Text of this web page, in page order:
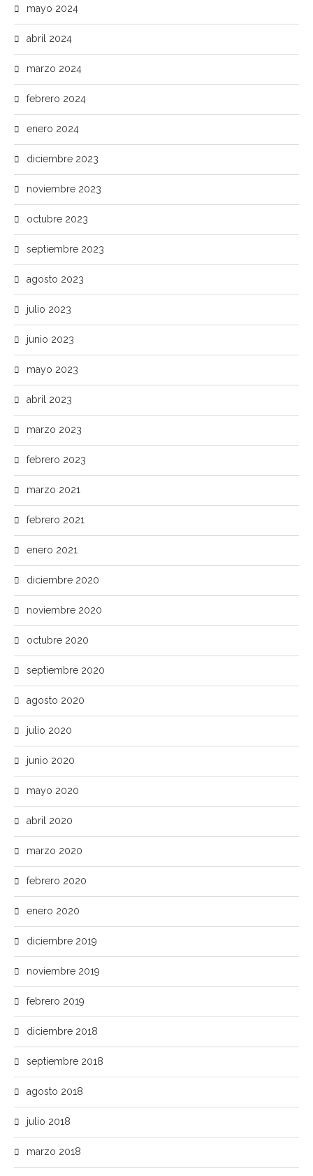
mayo 2024
abril 2024
marzo 2024
febrero 2024
enero 2024
diciembre 2023
noviembre 2023
octubre 2023
septiembre 2023
agosto 2023
julio 2023
junio 2023
mayo 2023
abril 2023
marzo 2023
febrero 2023
marzo 2021
febrero 2021
enero 2021
diciembre 2020
noviembre 2020
octubre 2020
septiembre 2020
agosto 2020
julio 2020
junio 2020
mayo 2020
abril 2020
marzo 2020
febrero 2020
enero 2020
diciembre 2019
noviembre 2019
febrero 2019
diciembre 2018
septiembre 2018
agosto 2018
julio 2018
marzo 2018